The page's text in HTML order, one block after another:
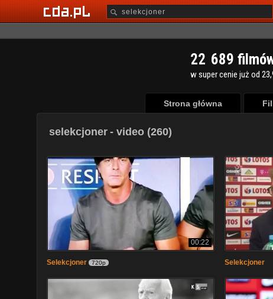
22 689
w super cenie już od
Strona główna
selekcjoner - video (260)
00:22
Selekcjoner 720p Selekcjoner